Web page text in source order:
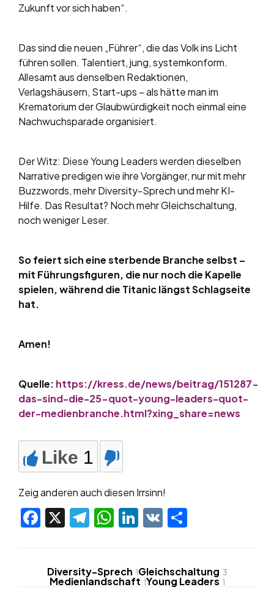
Zukunft vor sich haben“.
Das sind die neuen „Führer“, die das Volk ins Licht
führen sollen. Talentiert, jung, systemkonform.
Allesamt aus denselben Redaktionen,
Verlagshäusern, Start-ups – als hätte man im
Krematorium der Glaubwürdigkeit noch einmal eine
Nachwuchsparade organisiert.
Der Witz: Diese Young Leaders werden dieselben
Narrative predigen wie ihre Vorgänger, nur mit mehr
Buzzwords, mehr Diversity-Sprech und mehr KI-
Hilfe. Das Resultat? Noch mehr Gleichschaltung,
noch weniger Leser.
So feiert sich eine sterbende Branche selbst –
mit Führungsfiguren, die nur noch die Kapelle
spielen, während die Titanic längst Schlagseite
hat.
Amen!
Quelle: https://kress.de/news/beitrag/151287-
das-sind-die-25-quot-young-leaders-quot-
der-medienbranche.html?xing_share=news
Like 1
Zeig anderen auch diesen Irrsinn!
Facebook
X Telegram
WhatsApp
LinkedIn
VK
Diversity-Sprech 1Gleichschaltung 3
Medienlandschaft 1Young Leaders 1